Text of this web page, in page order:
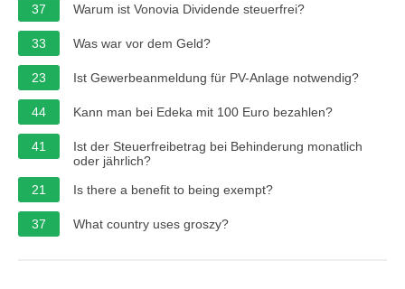
37 Warum ist Vonovia Dividende steuerfrei?
33 Was war vor dem Geld?
23 Ist Gewerbeanmeldung für PV-Anlage notwendig?
44 Kann man bei Edeka mit 100 Euro bezahlen?
41
Ist der Steuerfreibetrag bei Behinderung monatlich
oder jährlich?
21
Is there a benefit to being exempt?
37 What country uses groszy?